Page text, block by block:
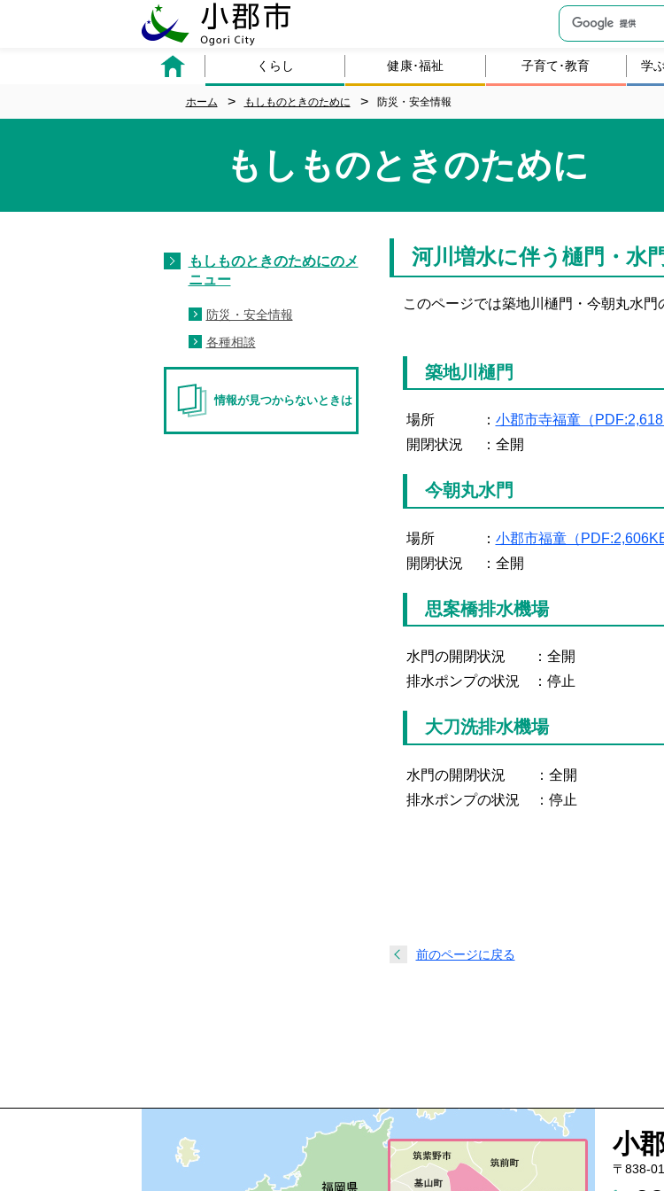
くらし 健康･福祉 子育て･教育 学
ホーム もしものときのために 防災・安全情報
もしものときのために
河川増水に伴う樋門・水
このページでは築地川樋門・今朝丸水門
築地川樋門
場所 ： 小郡市寺福童（
開閉状況
：全開
今朝丸水門
場所 ： 小郡市福童（PDF:2,606KB
開閉状況
：全開
思案橋排水機場
水門の開閉状況
：全開
排水ポンプの状況
：停止
大刀洗排水機場
水門の開閉状況
：全開
排水ポンプの状況
：停止
前のページに戻る
もしものときのためにのメ
ニュー
防災・安全情報
各種相談
情報が見つからないときは
小
〒838-